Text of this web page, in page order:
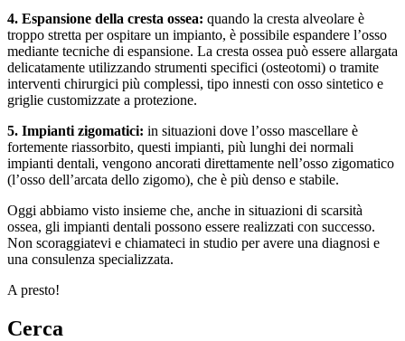
4. Espansione della cresta ossea: quando la cresta alveolare è
troppo stretta per ospitare un impianto, è possibile espandere l’osso
mediante tecniche di espansione. La cresta ossea può essere allargata
delicatamente utilizzando strumenti specifici (osteotomi) o tramite
interventi chirurgici più complessi, tipo innesti con osso sintetico e
griglie customizzate a protezione.
5. Impianti zigomatici: in situazioni dove l’osso mascellare è
fortemente riassorbito, questi impianti, più lunghi dei normali
impianti dentali, vengono ancorati direttamente nell’osso zigomatico
(l’osso dell’arcata dello zigomo), che è più denso e stabile.
Oggi abbiamo visto insieme che, anche in situazioni di scarsità
ossea, gli impianti dentali possono essere realizzati con successo.
Non scoraggiatevi e chiamateci in studio per avere una diagnosi e
una consulenza specializzata.
A presto!
Cerca